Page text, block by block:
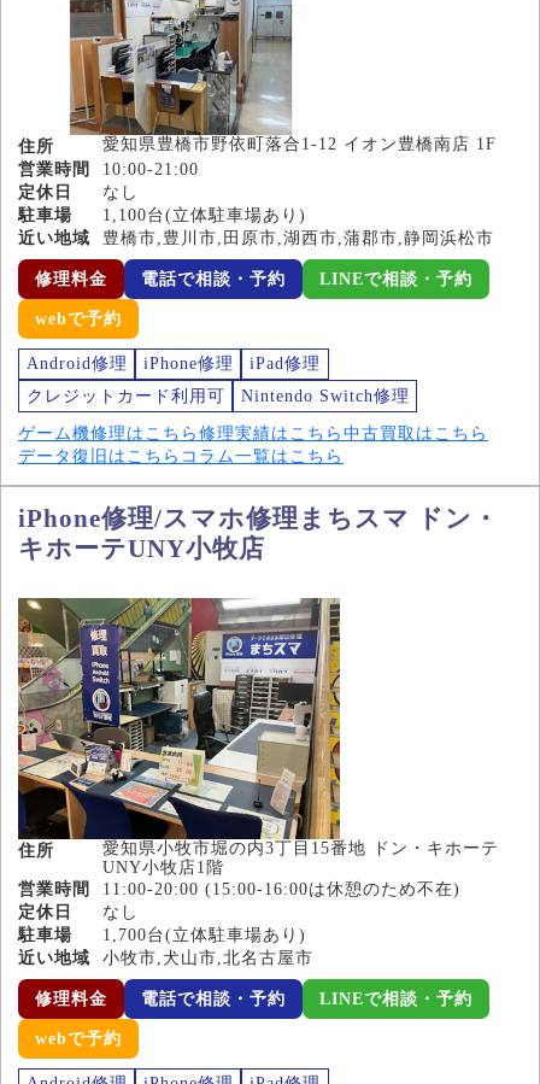
住所
愛知県豊橋市野依町落合1-12 イオン豊橋南店 1F
営業時間
10:00-21:00
定休日
なし
駐車場
1,100台(立体駐車場あり)
近い地域
豊橋市,豊川市,田原市,湖西市,蒲郡市,静岡浜松市
修理料金 電話で相談・予約 LINEで相談・予約
webで予約
Android修理 iPhone修理
iPad修理
クレジットカード利用可
Nintendo Switch修理
ゲーム機修理はこちら 修理実績はこちら 中古買取はこちら
データ復旧はこちら コラム一覧はこちら
iPhone修理/スマホ修理まちスマ ドン・
キホーテUNY小牧店
住所
愛知県小牧市堀の内3丁目15番地 ドン・キホーテ
UNY小牧店1階
営業時間
11:00-20:00 (15:00-16:00は休憩のため不在)
定休日
なし
駐車場
1,700台(立体駐車場あり)
近い地域
小牧市,犬山市,北名古屋市
修理料金 電話で相談・予約 LINEで相談・予約
webで予約